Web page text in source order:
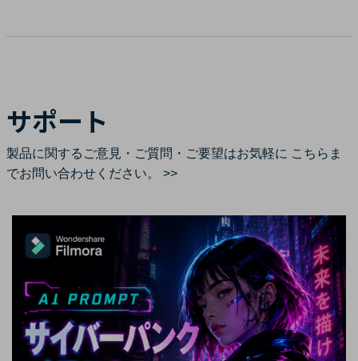
サポート
製品に関するご意見・ご質問・ご要望はお気軽に こちらま
でお問い合わせください。 >>